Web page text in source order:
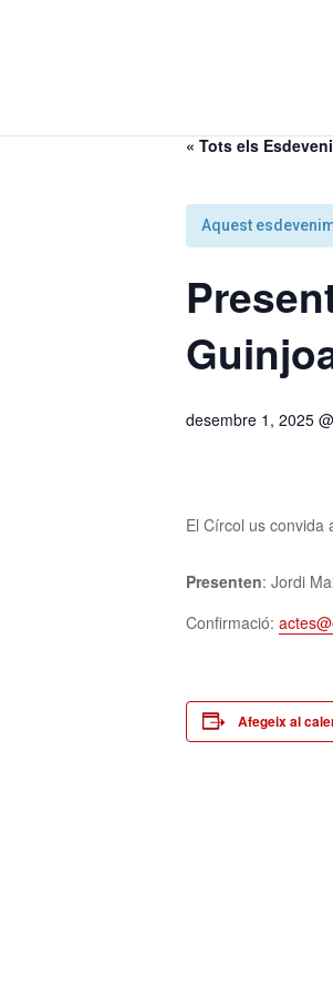
« Tots els
Aquest
desembre 1, 2025
El Círcol us convida
Presenten: Jordi
Confirmació:
Afegeix al